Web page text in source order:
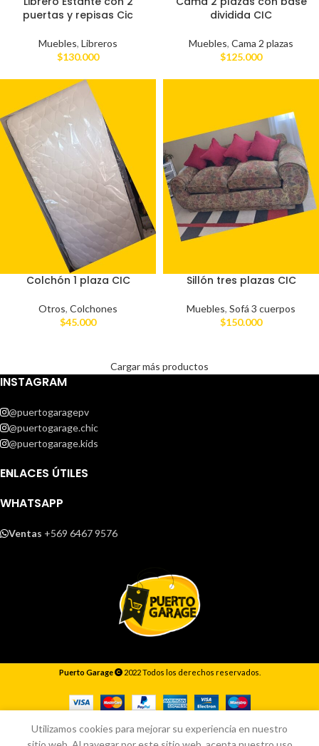
puertas y repisas Cic
Muebles, Libreros
$130.000
dividida CIC
Muebles, Cama 2 plazas
$125.000
Colchón 1 plaza CIC
Otros, Colchones
$45.000
Sillón tres plazas CIC
Muebles, Sofá 3 cuerpos
$150.000
Cargar más productos
INSTAGRAM
@puertogaragepv
@puertogarage.chic
@puertogarage.kids
ENLACES ÚTILES
WHATSAPP
Ventas +569 6467 9576
Puerto Garage 2022 Todos los derechos reservados.
Utilizamos cookies para mejorar su experiencia en nuestro